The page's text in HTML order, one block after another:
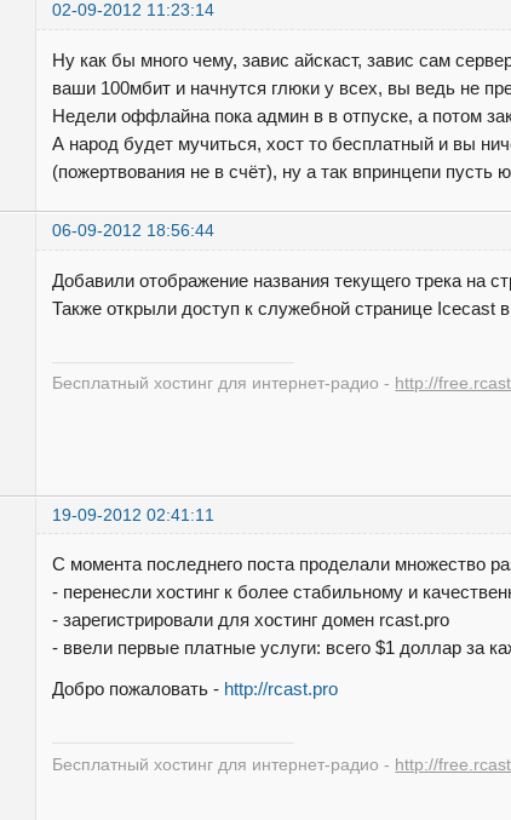
02-09-2012 11:23:14
Ну как бы много чему, завис айскаст, завис сам
ваши 100мбит и начнутся глюки у всех, вы ведь не
Недели оффлайна пока админ в в отпуске, а потом
А народ будет мучиться, хост то бесплатный и вы
(пожертвования не в счёт), ну а так впринцепи пусть
06-09-2012 18:56:44
Добавили отображение названия текущего трека на
Также открыли доступ к служебной странице Icecast
Бесплатный хостинг для интернет-радио - http://
19-09-2012 02:41:11
С момента последнего поста проделали множество
- перенесли хостинг к более стабильному и
- зарегистрировали для хостинг домен rcast.pro
- ввели первые платные услуги: всего $1 доллар за
Добро пожаловать - http://rcast.pro
Бесплатный хостинг для интернет-радио - http://